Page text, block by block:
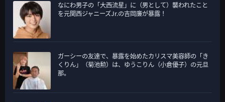
なにわ男子の「大西流星」に（男として）襲われたこと
を元関西ジャニーズJr.の吉岡廉が暴露！
ガーシーの友達で、暴露を始めたカリスマ美容師の「き
くりん」（菊池勲）は、ゆうこりん（小倉優子）の元旦
那。